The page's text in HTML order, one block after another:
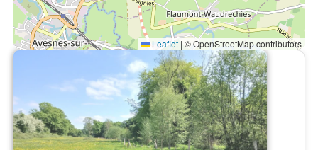
Leaflet | © OpenStreetMap contributors